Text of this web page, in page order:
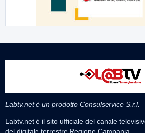
Labtv.net è un prodotto Consulservice S.r.l.
Labtv.net è il sito ufficiale del canale
del digitale terrestre Regione Campania